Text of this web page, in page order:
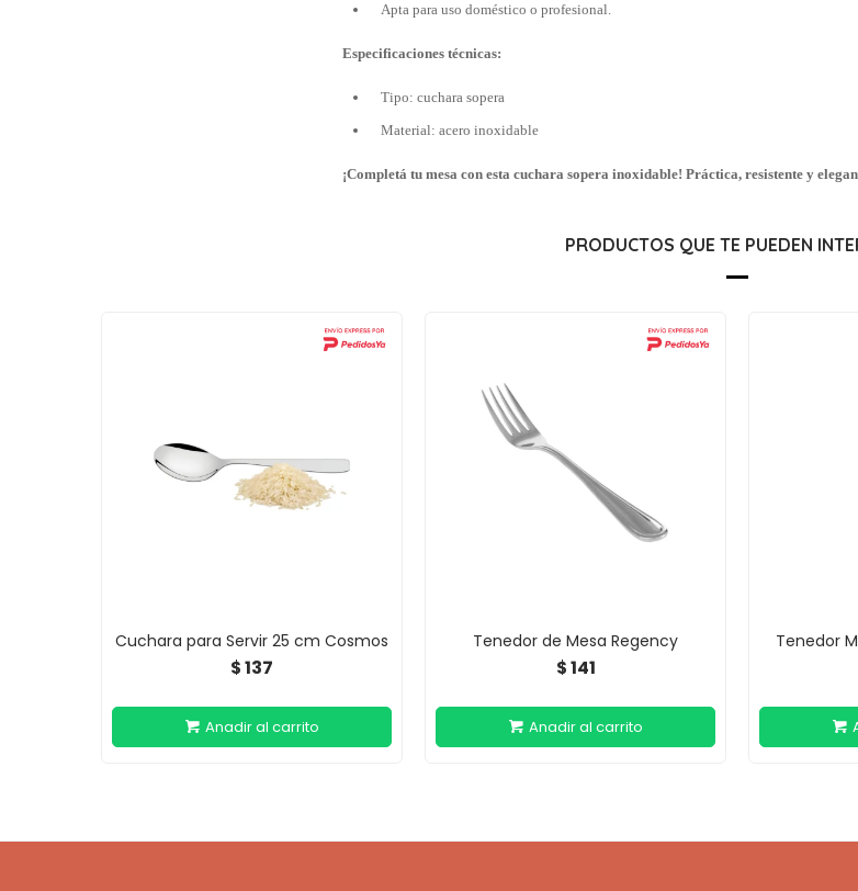
Apta para uso doméstico o profesional.
Especificaciones técnicas:
Tipo: cuchara sopera
Material: acero inoxidable
¡Completá tu mesa con esta cuchara sopera inoxidable! Práctica, resistente y
PRODUCTOS QUE TE PUEDEN
Cuchara para Servir 25 cm Cosmos
$137
Tenedor de Mesa Regency
$141
Tenedor